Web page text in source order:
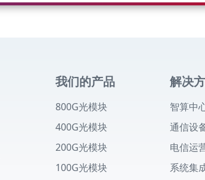
我们的产品
800G光模块
400G光模块
200G光模块
100G光模块
解决
智算中
通信设
电信运
系统集